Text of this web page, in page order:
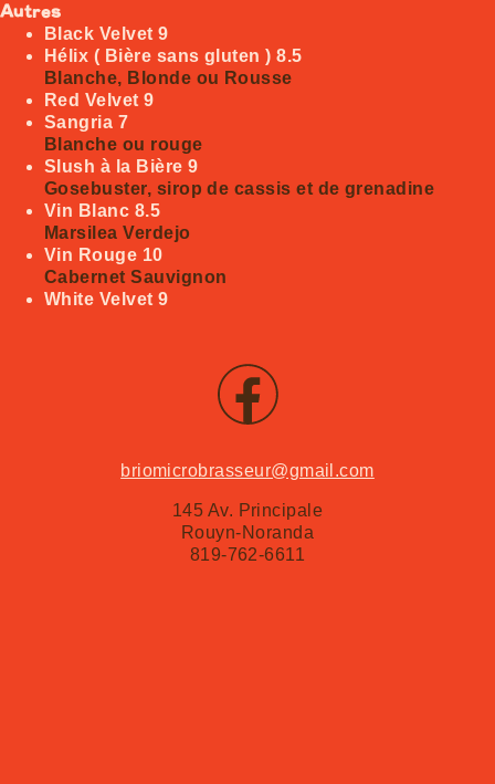
Autres
Black Velvet 9
Hélix ( Bière sans gluten )8.5
Blanche, Blonde ou Rousse
Red Velvet 9
Sangria 7
Blanche ou rouge
Slush à la Bière 9
Gosebuster, sirop de cassis et de grenadine
Vin Blanc 8.5
Marsilea Verdejo
Vin Rouge 10
Cabernet Sauvignon
White Velvet 9
briomicrobrasseur@gmail.com
145 Av. Principale
Rouyn-Noranda
819-762-6611